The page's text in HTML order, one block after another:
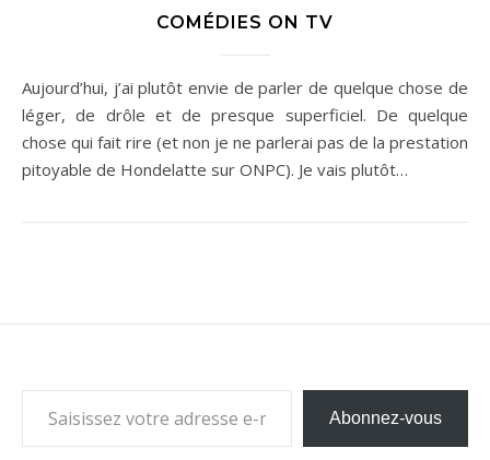
COMÉDIES ON TV
Aujourd’hui, j’ai plutôt envie de parler de quelque chose de
léger, de drôle et de presque superficiel. De quelque
chose qui fait rire (et non je ne parlerai pas de la prestation
pitoyable de Hondelatte sur ONPC). Je vais plutôt…
Abonnez-vous